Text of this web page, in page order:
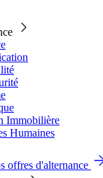
Immobilière
Humaines
offres d'alternance